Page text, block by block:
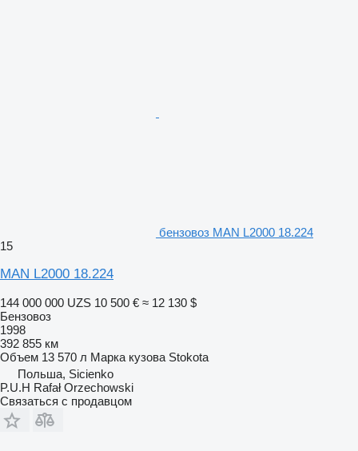
бензовоз MAN L2000 18.224
15
MAN L2000 18.224
144 000 000 UZS 10 500 € ≈ 12 130 $
Бензовоз
1998
392 855 км
Объем 13 570 л Марка кузова Stokota
Польша, Sicienko
P.U.H Rafał Orzechowski
Связаться с продавцом